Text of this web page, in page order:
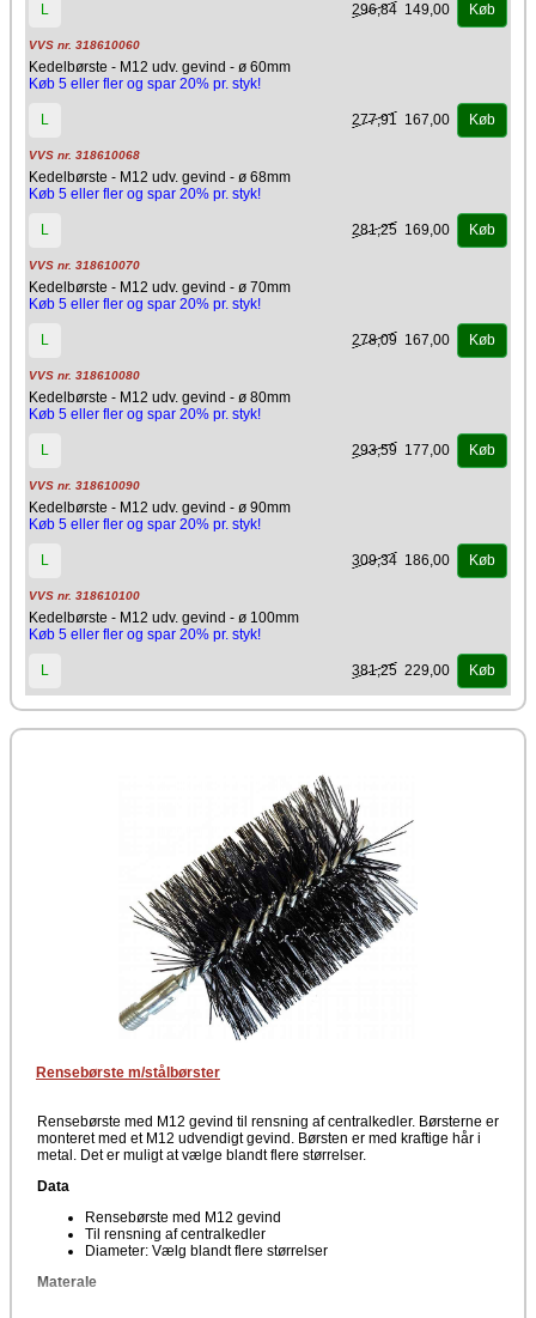
L 296,84 149,00 Køb
VVS nr. 318610060
Kedelbørste - M12 udv. gevind - ø 60mm
Køb 5 eller fler og spar 20% pr. styk!
L 277,91 167,00 Køb
VVS nr. 318610068
Kedelbørste - M12 udv. gevind - ø 68mm
Køb 5 eller fler og spar 20% pr. styk!
L 281,25 169,00 Køb
VVS nr. 318610070
Kedelbørste - M12 udv. gevind - ø 70mm
Køb 5 eller fler og spar 20% pr. styk!
L 278,09 167,00 Køb
VVS nr. 318610080
Kedelbørste - M12 udv. gevind - ø 80mm
Køb 5 eller fler og spar 20% pr. styk!
L 293,59 177,00 Køb
VVS nr. 318610090
Kedelbørste - M12 udv. gevind - ø 90mm
Køb 5 eller fler og spar 20% pr. styk!
L 309,34 186,00 Køb
VVS nr. 318610100
Kedelbørste - M12 udv. gevind - ø 100mm
Køb 5 eller fler og spar 20% pr. styk!
L 381,25 229,00 Køb
Rensebørste m/stålbørster
Rensebørste med M12 gevind til rensning af centralkedler. Børsterne er
monteret med et M12 udvendigt gevind. Børsten er med kraftige hår i
metal. Det er muligt at vælge blandt flere størrelser.
Data
Rensebørste med M12 gevind
Til rensning af centralkedler
Diameter: Vælg blandt flere størrelser
Materale